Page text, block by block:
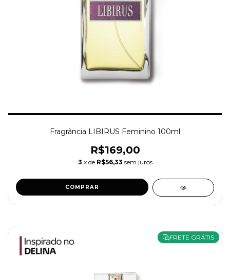
Fragrância LIBIRUS Feminino 100ml
R$169,00
3 x de R$56,33 sem juros
COMPRAR
FRETE GRÁTIS